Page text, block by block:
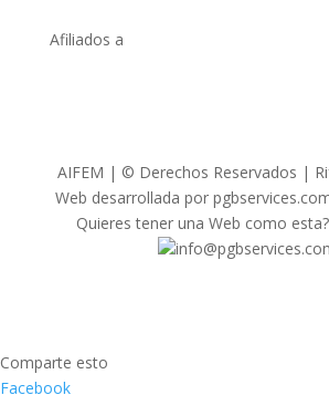
Afiliados a
AIFEM | © Derechos Reservados |
Web desarrollada por
Quieres tener una Web como
Comparte esto
Facebook